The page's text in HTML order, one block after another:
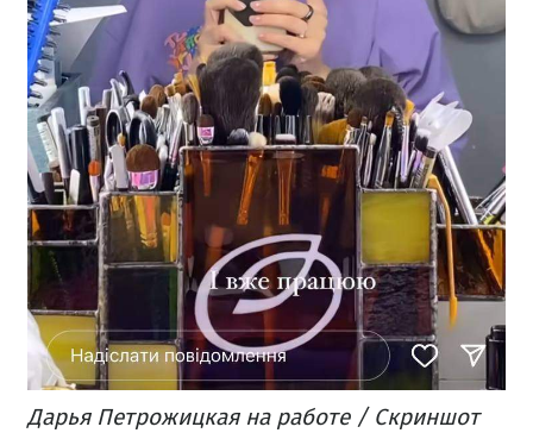
Дарья Петрожицкая на работе / Скриншот